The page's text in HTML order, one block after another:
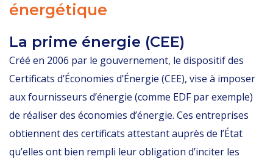
énergétique
La prime énergie (CEE)
Créé en 2006 par le gouvernement, le dispositif des
Certificats d’Économies d’Énergie (CEE), vise à imposer
aux fournisseurs d’énergie (comme EDF par exemple)
de réaliser des économies d’énergie. Ces entreprises
obtiennent des certificats attestant auprès de l’État
qu’elles ont bien rempli leur obligation d’inciter les